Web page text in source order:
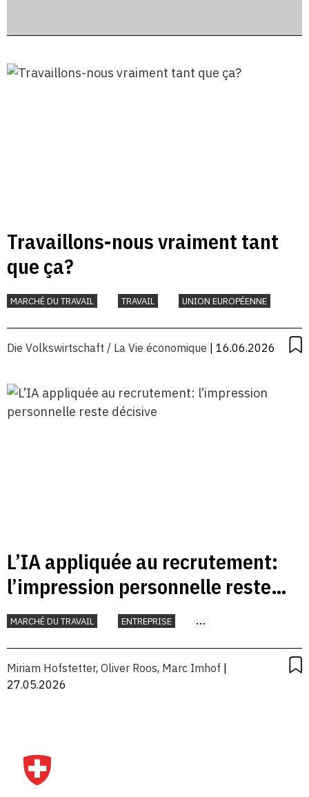
Travaillons-nous vraiment tant
que ça?
MARCHÉ DU TRAVAIL TRAVAIL UNION EUROPÉENNE
Die Volkswirtschaft / La Vie économique | 16.06.2026
L’IA appliquée au recrutement:
l’impression personnelle reste
décisive
MARCHÉ DU TRAVAIL
ENTREPRISE
Miriam Hofstetter, Oliver Roos, Marc Imhof |
27.05.2026